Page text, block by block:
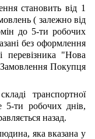
становить від 1
( залежно від
до 5-ти робочих
без оформлення
перевізника "Нова
Покупця
транспортної
5-ти робочих днів,
назад.
яка вказана у